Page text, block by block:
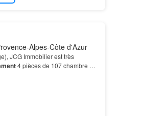
Alpes-Côte d'Azur
JCG Immobilier est très
4 pièces de 107 chambre de
- 1 co…